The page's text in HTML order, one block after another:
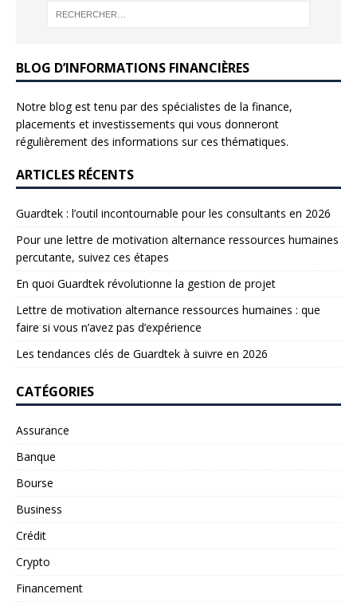
BLOG D’INFORMATIONS FINANCIÈRES
Notre blog est tenu par des spécialistes de la finance,
placements et investissements qui vous donneront
régulièrement des informations sur ces thématiques.
ARTICLES RÉCENTS
Guardtek : l’outil incontournable pour les consultants en 2026
Pour une lettre de motivation alternance ressources humaines
percutante, suivez ces étapes
En quoi Guardtek révolutionne la gestion de projet
Lettre de motivation alternance ressources humaines : que
faire si vous n’avez pas d’expérience
Les tendances clés de Guardtek à suivre en 2026
CATÉGORIES
Assurance
Banque
Bourse
Business
Crédit
Crypto
Financement